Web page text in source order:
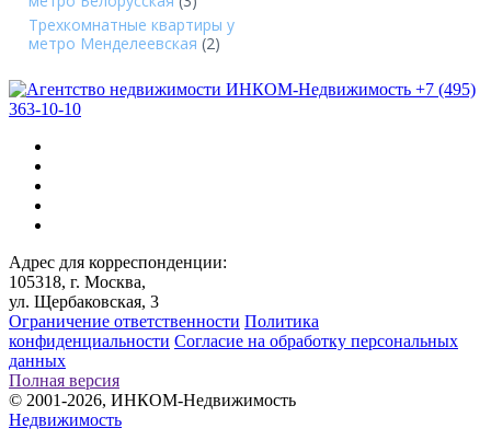
Трехкомнатные квартиры у
метро Менделеевская (2)
+7 (495)
363-10-10
Адрес для корреспонденции:
105318, г. Москва,
ул. Щербаковская, 3
Ограничение ответственности Политика
конфиденциальности Согласие на обработку персональных
данных
Полная версия
© 2001-2026, ИНКОМ-Недвижимость
Недвижимость